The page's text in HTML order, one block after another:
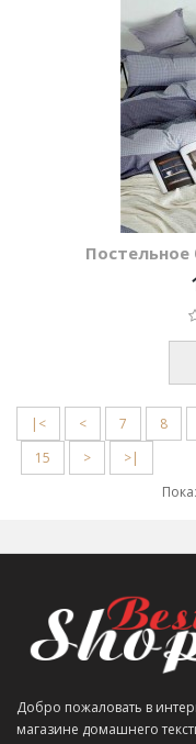
Постельное
|< < 7 8
15
>
>|
Добро пожаловать в
магазине домашнего